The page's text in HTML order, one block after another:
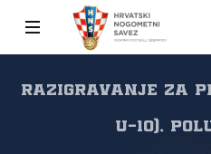
Razigravanje za
U-10),